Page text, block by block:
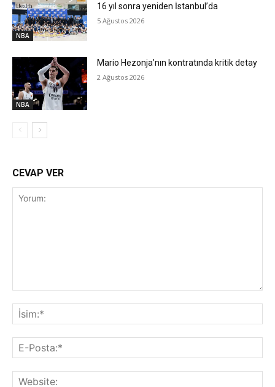
NBA
16 yıl sonra yeniden İstanbul’da
5 Ağustos 2026
NBA
Mario Hezonja’nın kontratında kritik detay
2 Ağustos 2026
CEVAP VER